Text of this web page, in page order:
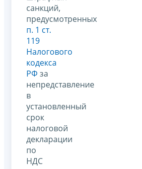
санкций,
предусмотренных
п. 1 ст.
119
Налогового
кодекса
РФ за
непредставление
в
установленный
срок
налоговой
декларации
по
НДС